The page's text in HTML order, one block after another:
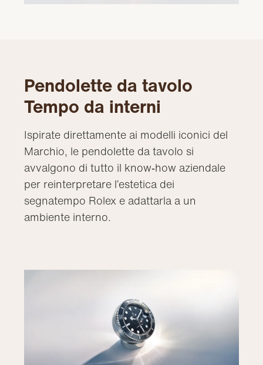
Pendolette da tavolo
Tempo da interni
Ispirate direttamente ai modelli iconici del
Marchio, le pendolette da tavolo si
avvalgono di tutto il know‑how aziendale
per reinterpretare l’estetica dei
segnatempo Rolex e adattarla a un
ambiente interno.